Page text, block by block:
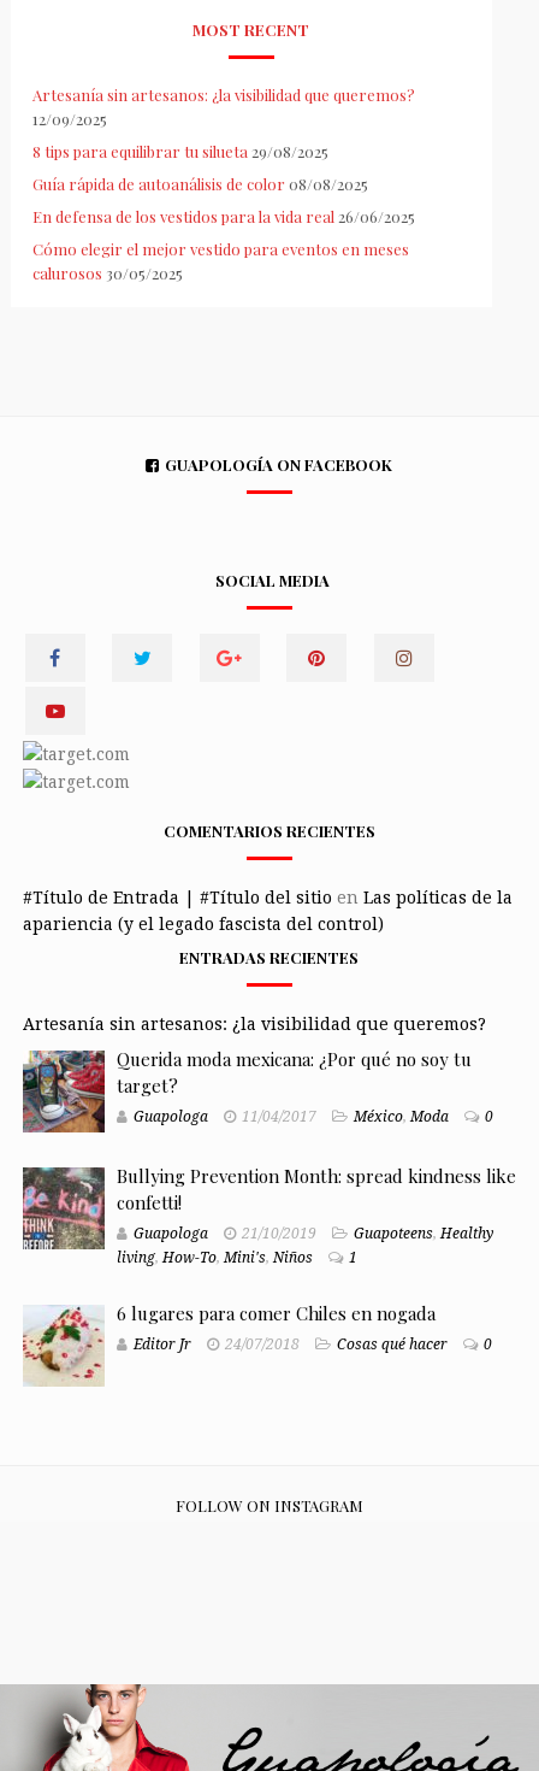
MOST RECENT
Artesanía sin artesanos: ¿la visibilidad que queremos?
12/09/2025
8 tips para equilibrar tu silueta 29/08/2025
Guía rápida de autoanálisis de color 08/08/2025
En defensa de los vestidos para la vida real 26/06/2025
Cómo elegir el mejor vestido para eventos en meses
calurosos 30/05/2025
GUAPOLOGÍA ON FACEBOOK
SOCIAL MEDIA
COMENTARIOS RECIENTES
#Título de Entrada | #Título del sitio en Las políticas de la
apariencia (y el legado fascista del control)
ENTRADAS RECIENTES
Artesanía sin artesanos: ¿la visibilidad que queremos?
Querida moda mexicana: ¿Por qué no soy tu
target?
Guapologa 11/04/2017 México,Moda 0
Bullying Prevention Month: spread kindness like
confetti!
Guapologa 21/10/2019 Guapoteens,Healthy
living,How-To,Mini's,Niños 1
6 lugares para comer Chiles en nogada
Editor Jr 24/07/2018 Cosas qué hacer 0
FOLLOW ON INSTAGRAM